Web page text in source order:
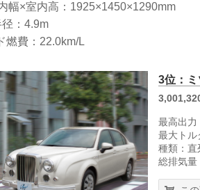
幅×室内高：1925×1450×1290mm
：4.9m
燃費：22.0km/L
3位：
最高出
最大ト
種類：直
総排気